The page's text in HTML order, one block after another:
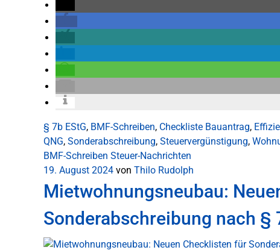
§ 7b EStG, BMF-Schreiben, Checkliste Bauantrag,
QNG, Sonderabschreibung, Steuervergünstigung,
BMF-Schreiben Steuer-Nachrichten
19. August 2024 von Thilo Rudolph
Mietwohnungsneubau:
Sonderabschreibung nach §